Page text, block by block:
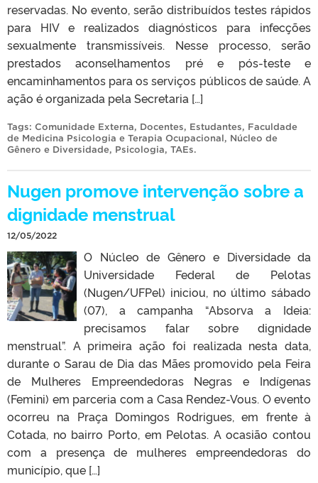
reservadas. No evento, serão distribuídos testes rápidos
para HIV e realizados diagnósticos para infecções
sexualmente transmissíveis. Nesse processo, serão
prestados aconselhamentos pré e pós-teste e
encaminhamentos para os serviços públicos de saúde. A
ação é organizada pela Secretaria […]
Tags: Comunidade Externa, Docentes, Estudantes, Faculdade
de Medicina Psicologia e Terapia Ocupacional, Núcleo de
Gênero e Diversidade, Psicologia, TAEs.
Nugen promove intervenção sobre a
dignidade menstrual
12/05/2022
O Núcleo de Gênero e Diversidade da
Universidade Federal de Pelotas
(Nugen/UFPel) iniciou, no último sábado
(07), a campanha “Absorva a Ideia:
precisamos falar sobre dignidade
menstrual”. A primeira ação foi realizada nesta data,
durante o Sarau de Dia das Mães promovido pela Feira
de Mulheres Empreendedoras Negras e Indígenas
(Femini) em parceria com a Casa Rendez-Vous. O evento
ocorreu na Praça Domingos Rodrigues, em frente à
Cotada, no bairro Porto, em Pelotas. A ocasião contou
com a presença de mulheres empreendedoras do
município, que […]